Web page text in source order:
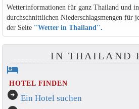
Wetterinformationen für ganz Thailand und
durchschnittlichen Niederschlagsmengen für
der Seite ''Wetter in Thailand''.
IN THAILAND
hotel
HOTEL FINDEN
arrow_circle_right Ein Hotel suchen